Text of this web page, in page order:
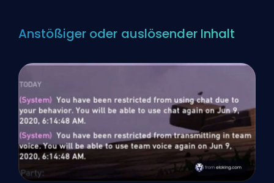
Anstößiger oder auslösender Inhalt